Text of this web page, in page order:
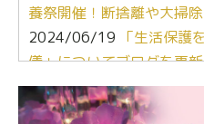
養祭開催！断捨離や大掃
2024/06/19 「生活保護
儀」についてブログを更
2024/03/06【終活なる
ぶ！はじめてのお葬式」